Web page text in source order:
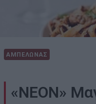
ΑΜΠΕΛΩΝΑΣ
«ΝΕΟΝ»